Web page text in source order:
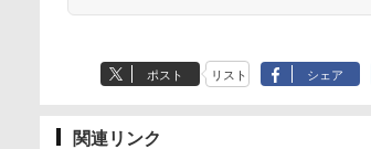
ポスト リスト シェア
関連リンク